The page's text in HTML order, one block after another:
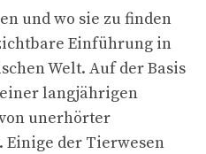
und wo sie zu finden
Einführung in
Welt. Auf der Basis
langjährigen
unerhörter
der Tierwesen